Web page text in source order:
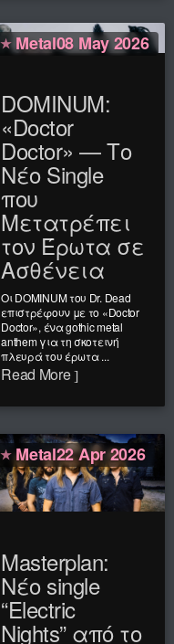
Metal08 May 2026
DOMINUM:
«Doctor
Doctor» — Το
Νέο Single
που
Μετατρέπει
τον Έρωτα σε
Ασθένεια
Οι DOMINUM του Dr. Dead
επιστρέφουν με το «Doctor
Doctor», ένα gothic metal
anthem για τη σκοτεινή
πλευρά του έρωτα ...
Read More
Metal22 Apr 2026
Masterplan:
Νέο single
“Electric
Nights” από το